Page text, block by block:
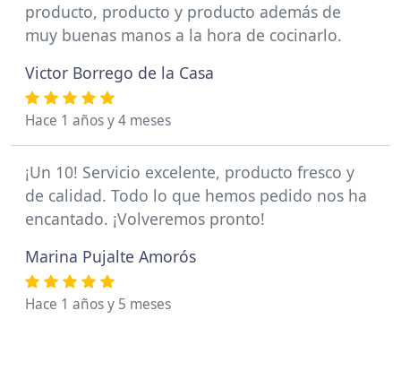
producto, producto y producto además de
muy buenas manos a la hora de cocinarlo.
Victor Borrego de la Casa
Hace 1 años y 4 meses
¡Un 10! Servicio excelente, producto fresco y
de calidad. Todo lo que hemos pedido nos ha
encantado. ¡Volveremos pronto!
Marina Pujalte Amorós
Hace 1 años y 5 meses